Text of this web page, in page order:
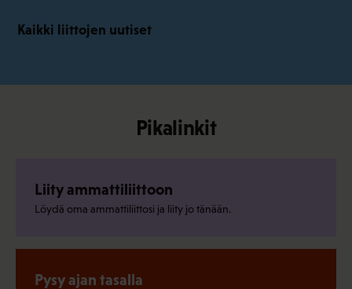
Kaikki liittojen uutiset
Pikalinkit
Liity ammattiliittoon
Löydä oma ammattiliittosi ja liity jo tänään.
Pysy ajan tasalla